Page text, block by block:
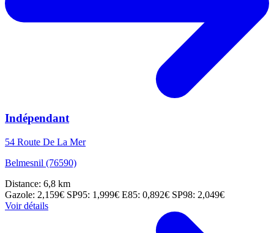
Indépendant
54 Route De La Mer
Belmesnil (76590)
Distance: 6,8 km
Gazole: 2,159€ SP95: 1,999€ E85: 0,892€ SP98: 2,049€
Voir détails